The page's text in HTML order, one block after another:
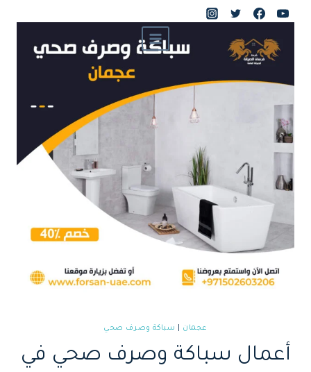
التجاوز
المحتوى
عجمان سباكة وصرف صحي
أعمال سباكة وصرف صحي في